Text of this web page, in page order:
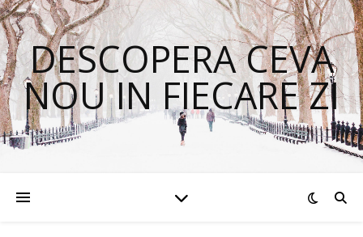
DESCOPERA CEVA
NOU IN FIECARE ZI